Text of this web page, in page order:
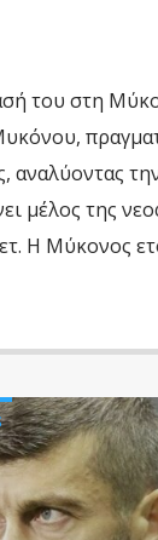
του στη
αναλύοντας
μέλος της
Η Μύκονος